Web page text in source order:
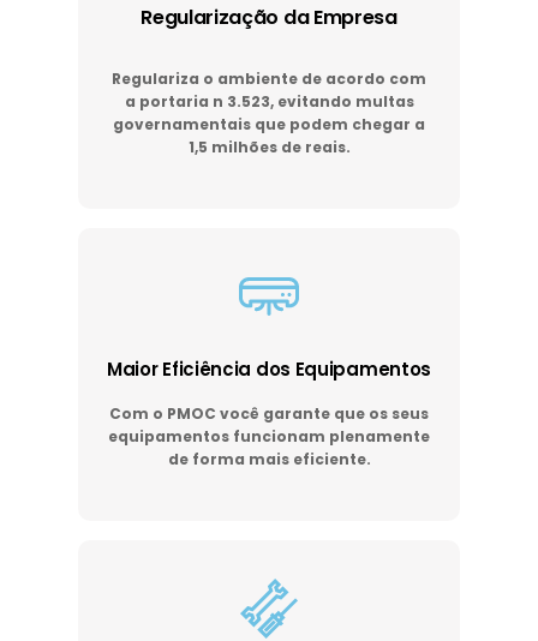
Regularização da Empresa
Regulariza o ambiente de acordo com
a portaria n 3.523, evitando multas
governamentais que podem chegar a
1,5 milhões de reais.
Maior Eficiência dos Equipamentos
Com o PMOC você garante que os seus
equipamentos funcionam plenamente
de forma mais eficiente.